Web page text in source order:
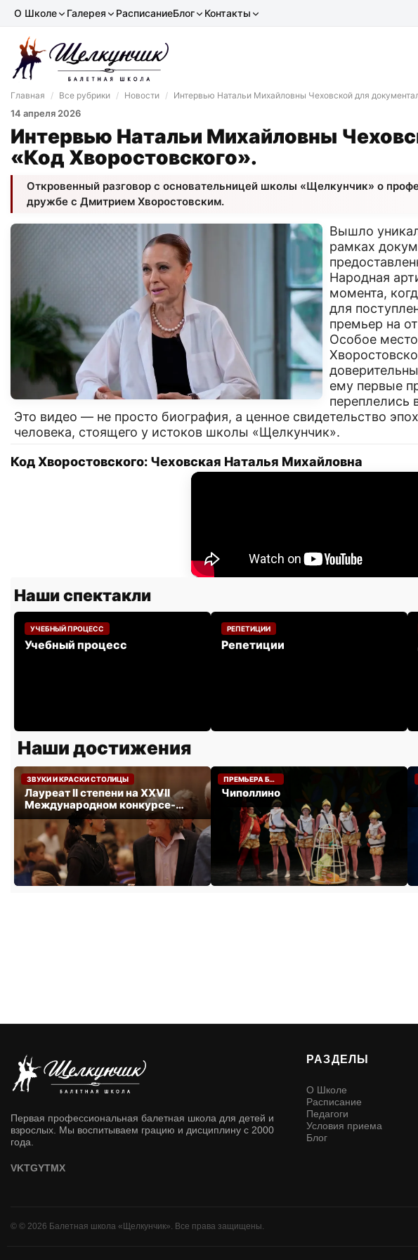
О Школе Галерея РасписаниеБлог Контакты
Главная / Все рубрики / Новости / Интервью Натальи Михайловны Чеховской для
14 апреля 2026
Интервью Натальи Михайловны
«Код Хворостовского».
Откровенный разговор с основательницей школы «Щелкунчик» о
дружбе с Дмитрием Хворостовским.
Вышло
рамках
Народная
момента,
для
премьер на
Особое
ему первые
переплелись
Это видео — не просто биография, а ценное свидетельство
человека, стоящего у истоков школы «Щелкунчик».
Код Хворостовского: Чеховская Наталья Михайловна
Наши спектакли
УЧЕБНЫЙ ПРОЦЕСС
Учебный процесс
РЕПЕТИЦИИ
Репетиции
Наши достижения
ЗВУКИ И КРАСКИ СТОЛИЦЫ
НОЯБРЬ 2024
Лауреат II степени на XXVII
Международном конкурсе-
фестивале «ЗВУКИ И КРАСКИ
СТОЛИЦЫ».
ПРЕМЬЕРА БАЛЕТА «ЧИПОЛЛИНО».
МАЙ 2024
Чиполлино
Первая профессиональная балетная школа для детей и
взрослых. Мы воспитываем грацию и дисциплину с 2000
года.
VKTGYTMX
РАЗДЕЛЫ
О Школе
Расписание
Педагоги
Условия приема
Блог
© © 2026 Балетная школа «Щелкунчик». Все права защищены.